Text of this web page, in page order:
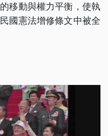
移動與權力平衡，使執
國憲法增修條文中被全